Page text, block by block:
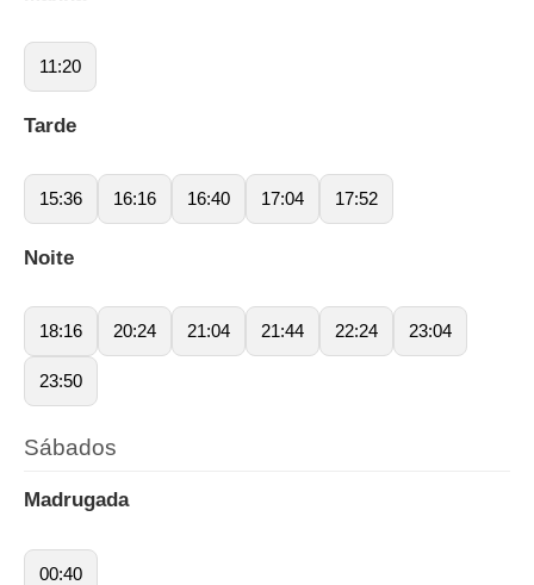
11:20
Tarde
15:36 16:16 16:40 17:04 17:52
Noite
18:16 20:24 21:04 21:44 22:24 23:04
23:50
Sábados
Madrugada
00:40